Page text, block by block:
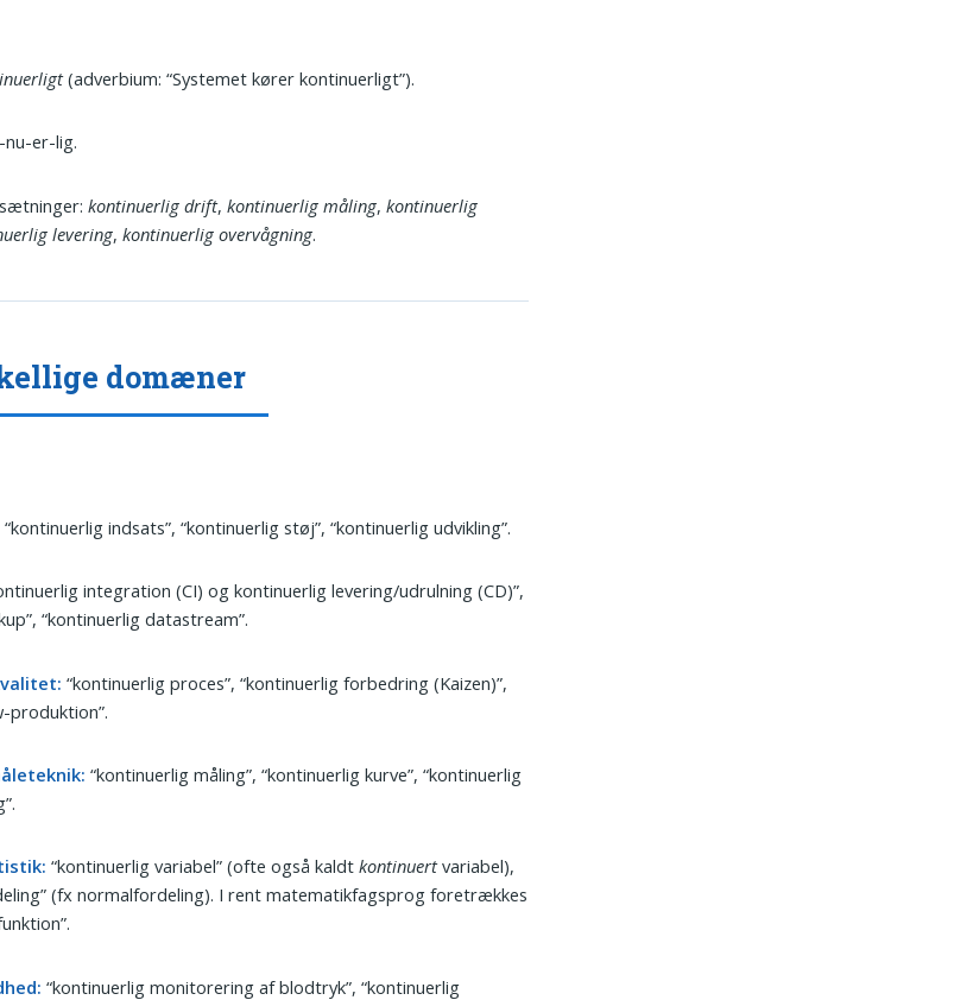
(adverbium: “Systemet kører kontinuerligt”).
er-lig.
kontinuerlig drift,kontinuerlig måling,kontinuerlig
levering,kontinuerlig overvågning.
domæner
“kontinuerlig indsats”, “kontinuerlig støj”, “kontinuerlig udvikling”.
integration (CI) og kontinuerlig levering/udrulning (CD)”,
“kontinuerlig datastream”.
“kontinuerlig proces”, “kontinuerlig forbedring (Kaizen)”,
produktion”.
“kontinuerlig måling”, “kontinuerlig kurve”, “kontinuerlig
“kontinuerlig variabel” (ofte også kaldtkontinuertvariabel),
(fx normalfordeling). I rent matematikfagsprog foretrækkes
“kontinuerlig monitorering af blodtryk”, “kontinuerlig